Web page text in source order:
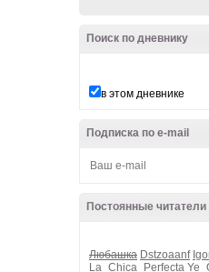
Поиск по дневнику
в этом дневнике
Подписка по e-mail
Постоянные читатели
Любашка Dstzoaanf
La_Chica_Perfecta